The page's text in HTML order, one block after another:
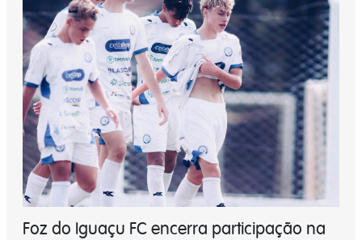
Foz do Iguaçu FC encerra participação na